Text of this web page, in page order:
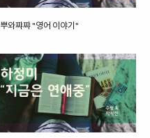
뿌와쨔쨔 "영어 이야기"